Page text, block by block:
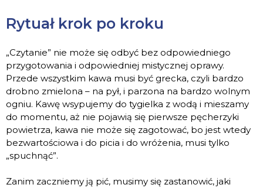
Rytuał krok po kroku
„Czytanie” nie może się odbyć bez odpowiedniego
przygotowania i odpowiedniej mistycznej oprawy.
Przede wszystkim kawa musi być grecka, czyli bardzo
drobno zmielona – na pył, i parzona na bardzo wolnym
ogniu. Kawę wsypujemy do tygielka z wodą i mieszamy
do momentu, aż nie pojawią się pierwsze pęcherzyki
powietrza, kawa nie może się zagotować, bo jest wtedy
bezwartościowa i do picia i do wróżenia, musi tylko
„spuchnąć”.
Zanim zaczniemy ją pić, musimy się zastanowić, jaki